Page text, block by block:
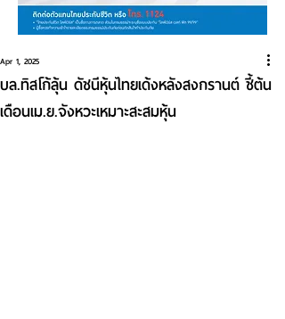
บล.ทิสโก้ลุ้น ดัชนีหุ้นไทยเด้งหลังสงกรานต์ ชี้ต้น
เดือนเม.ย.จังหวะเหมาะสะสมหุ้น
Apr 1, 2025